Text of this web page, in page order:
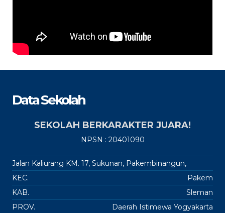
Data Sekolah
SEKOLAH BERKARAKTER JUARA!
NPSN : 20401090
Jalan Kaliurang KM. 17, Sukunan, Pakembinangun,
KEC.
Pakem
KAB.
Sleman
PROV.
Daerah Istimewa Yogyakarta